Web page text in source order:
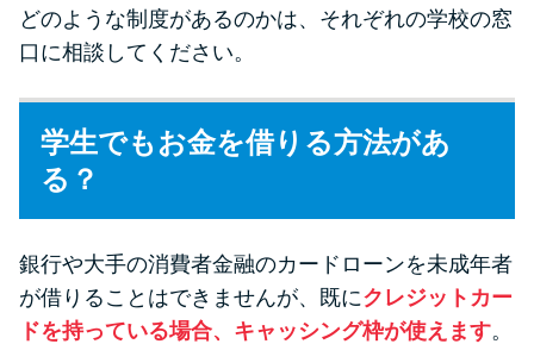
どのような制度があるのかは、それぞれの学校の窓
口に相談してください。
学生でもお金を借りる方法があ
る？
銀行や大手の消費者金融のカードローンを未成年者
が借りることはできませんが、既にクレジットカー
ドを持っている場合、キャッシング枠が使えます。